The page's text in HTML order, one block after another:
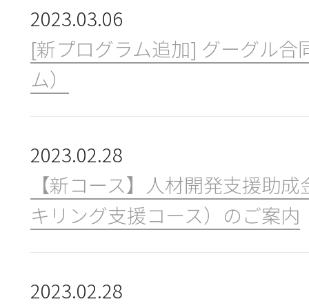
お問合せ
2023.03.06
[新プログラム追加] グーグル合
ム）
2023.02.28
【新コース】人材開発支援助
キリング支援コース）のご案内
2023.02.28